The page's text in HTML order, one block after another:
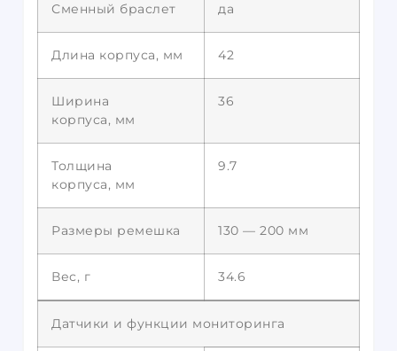
Сменный браслет да
Длина корпуса, мм 42
Ширина
корпуса, мм
36
Толщина
корпуса, мм
9.7
Размеры ремешка 130 — 200 мм
Вес, г 34.6
Датчики и функции мониторинга